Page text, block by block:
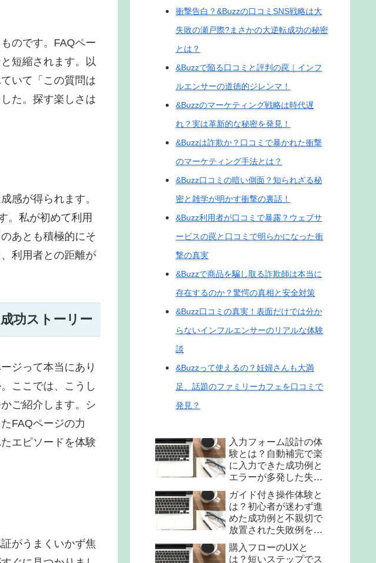
のです。FAQペー
短縮されます。以
いて「この質問は
た。探す楽しさは
感が得られます。
。私が初めて利用
あとも積極的にそ
利用者との距離が
功ストーリー
ジって本当にあり
ここでは、こうし
ご紹介します。シ
FAQページの力
エピソードを体験
がうまくいかず焦
衝撃告白？&Buzzの口コミSNS戦略は大
失敗の瀬戸際?まさかの大逆転成功の秘密
とは？
&Buzzで陥る口コミと評判の罠｜インフ
ルエンサーの道徳的ジレンマ！
&Buzzのマーケティング戦略は時代遅
れ？実は革新的な秘密を発見！
&Buzzは詐欺か？口コミで暴かれた衝撃
のマーケティング手法とは？
&Buzz口コミの暗い側面？知られざる秘
密と雑学が明かす衝撃の裏話！
&Buzz利用者が口コミで暴露？ウェブサ
ービスの罠と口コミで明らかになった衝
撃の真実
&Buzzで商品を騙し取る詐欺師は本当に
存在するのか？驚愕の真相と安全対策
&Buzz口コミの真実！表面だけでは分か
らないインフルエンサーのリアルな体験
談
&Buzzって使えるの？妊婦さんも大満
足、話題のファミリーカフェを口コミで
発見？
入力フォーム設計の体
験とは？自動補完で楽
に入力できた成功例と
エラーが多発した失敗
例を比較
ガイド付き操作体験と
は？初心者が迷わず進
めた成功例と不親切で
放置された失敗例を比
較
購入フローのUXと
は？短いステップでス